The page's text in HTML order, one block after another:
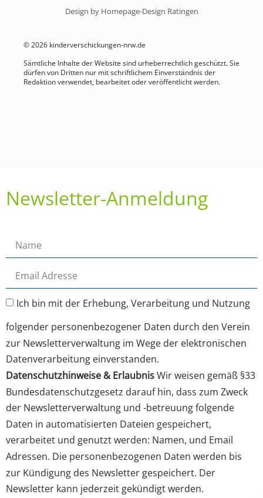
Design by Homepage-Design Ratingen
© 2026 kinderverschickungen-nrw.de
Sämtliche Inhalte der Website sind urheberrechtlich geschützt. Sie
dürfen von Dritten nur mit schriftlichem Einverständnis der
Redaktion verwendet, bearbeitet oder veröffentlicht werden.
Newsletter-Anmeldung
Ich bin mit der Erhebung, Verarbeitung und Nutzung
folgender personenbezogener Daten durch den Verein
zur Newsletterverwaltung im Wege der elektronischen
Datenverarbeitung einverstanden.
Datenschutzhinweise & ErlaubnisWir weisen gemäß §33
Bundesdatenschutzgesetz darauf hin, dass zum Zweck
der Newsletterverwaltung und -betreuung folgende
Daten in automatisierten Dateien gespeichert,
verarbeitet und genutzt werden: Namen, und Email
Adressen. Die personenbezogenen Daten werden bis
zur Kündigung des Newsletter gespeichert. Der
Newsletter kann jederzeit gekündigt werden.